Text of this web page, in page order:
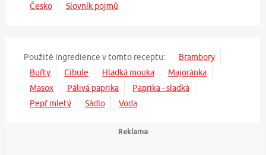
Česko
Slovník pojmů
Použité ingredience v tomto receptu:
Brambory
Buřty
Cibule Hladká mouka
Majoránka
Masox
Pálivá paprika
Paprika - sladká
Pepř mletý
Sádlo Voda